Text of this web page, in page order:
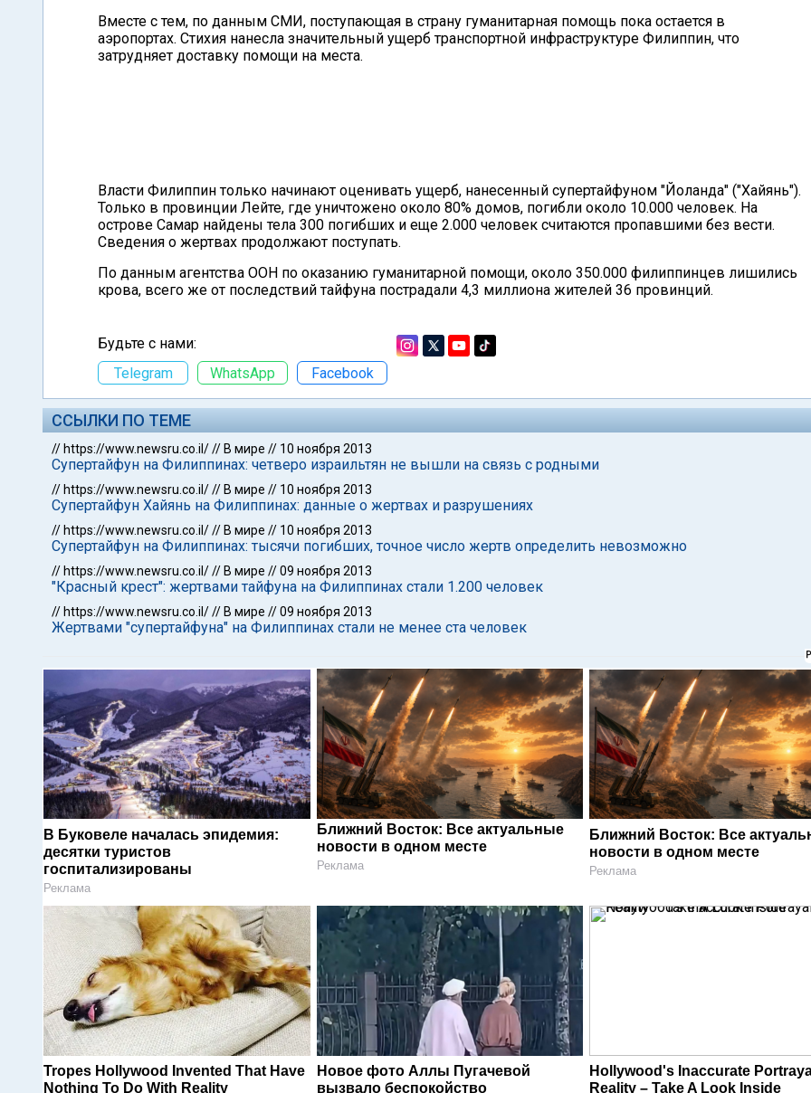
Вместе с тем, по данным СМИ, поступающая в страну гуманитарная помощь пока остается в
аэропортах. Стихия нанесла значительный ущерб транспортной инфраструктуре Филиппин, что
затрудняет доставку помощи на места.
Власти Филиппин только начинают оценивать ущерб, нанесенный супертайфуном "Йоланда" ("Хайянь").
Только в провинции Лейте, где уничтожено около 80% домов, погибли около 10.000 человек. На
острове Самар найдены тела 300 погибших и еще 2.000 человек считаются пропавшими без вести.
Сведения о жертвах продолжают поступать.
По данным агентства ООН по оказанию гуманитарной помощи, около 350.000 филиппинцев лишились
крова, всего же от последствий тайфуна пострадали 4,3 миллиона жителей 36 провинций.
Будьте с нами:
Telegram
WhatsApp Facebook
ССЫЛКИ ПО ТЕМЕ
// https://www.newsru.co.il/// В мире // 10 ноября 2013
Супертайфун на Филиппинах: четверо израильтян не вышли на связь с родными
// https://www.newsru.co.il/// В мире // 10 ноября 2013
Супертайфун Хайянь на Филиппинах: данные о жертвах и разрушениях
// https://www.newsru.co.il/// В мире // 10 ноября 2013
Супертайфун на Филиппинах: тысячи погибших, точное число жертв определить невозможно
// https://www.newsru.co.il/// В мире //09 ноября 2013
"Красный крест": жертвами тайфуна на Филиппинах стали 1.200 человек
// https://www.newsru.co.il/// В мире //09 ноября 2013
Жертвами "супертайфуна" на Филиппинах стали не менее ста человек
В Буковеле началась эпидемия:
десятки туристов
госпитализированы
Реклама
Ближний Восток: Все актуальные
новости в одном месте
Реклама
Ближний Восток: Все
новости в одном месте
Реклама
Tropes Hollywood Invented That Have
Nothing To Do With Reality
Новое фото Аллы Пугачевой
вызвало беспокойство
Hollywood's Inaccurate
Reality – Take A Look Inside